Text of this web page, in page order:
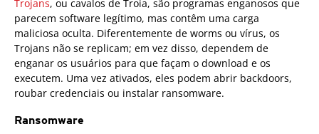
Trojans, ou cavalos de Troia, são programas enganosos que
parecem software legítimo, mas contêm uma carga
maliciosa oculta. Diferentemente de worms ou vírus, os
Trojans não se replicam; em vez disso, dependem de
enganar os usuários para que façam o download e os
executem. Uma vez ativados, eles podem abrir backdoors,
roubar credenciais ou instalar ransomware.
Ransomware